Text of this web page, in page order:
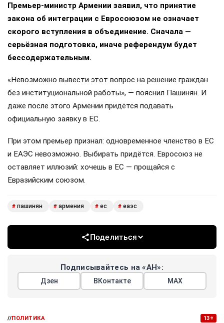
Премьер-министр Армении заявил, что принятие
закона об интеграции с Евросоюзом не означает
скорого вступления в объединение. Сначала —
серьёзная подготовка, иначе референдум будет
бессодержательным.
«Невозможно вывести этот вопрос на решение граждан
без институциональной работы», — пояснил Пашинян. И
даже после этого Армении придётся подавать
официальную заявку в ЕС.
При этом премьер признал: одновременное членство в ЕС
и ЕАЭС невозможно. Выбирать придётся. Евросоюз не
оставляет иллюзий: хочешь в ЕС — прощайся с
Евразийским союзом.
# пашинян # армения # ес # еаэс
Поделиться
Подписывайтесь на «АН»:
Дзен ВКонтакте МАХ
//ПОЛИТИКА 13+